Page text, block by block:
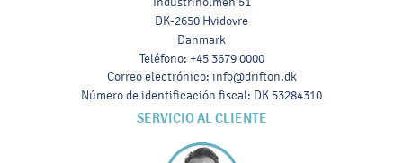
DK-2650 Hvidovre
Danmark
Teléfono: +45 3679 0000
Correo electrónico: info@drifton.dk
Número de identificación fiscal: DK 53284310
SERVICIO AL CLIENTE